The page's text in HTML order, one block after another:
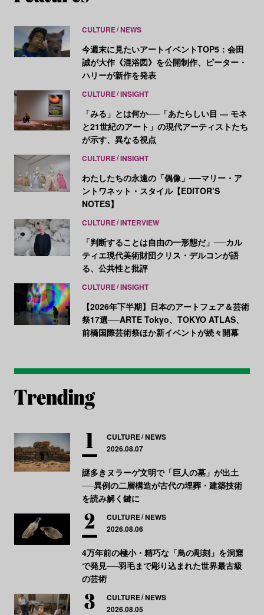
CULTURE NEWS
今週末に見たいアートイベントTOP5：会田
誠が大作《混浴図》を公開制作、ピーター・
ハリーが新作を発表
CULTURE INSIGHT
「みる」とは何か──「あたらしい目 ― モネ
と21世紀のアート」の現代アーティストたち
が示す、異なる視点
CULTURE INSIGHT
わたしたちの永遠の「偶像」──マリー・ア
ントワネット・スタイル【EDITOR’S
NOTES】
CULTURE INTERVIEW
「判断することは自由の一形態だ」──カル
ティエ現代美術財団クリス・デルコンが語
る、公共性と批評
CULTURE INSIGHT
【2026年下半期】日本のアートフェア＆芸術
祭17選──ARTE Tokyo、TOKYO ATLAS、
前橋国際芸術祭ほか新イベントが続々開幕
CULTURE NEWS
2026.08.07
謎多きヌラーゲ文明で「巨人の墓」が出土
──異例の二層構造が古代の埋葬・建築技術
を読み解く鍵に
CULTURE NEWS
2026.08.06
4万年前の極小・精巧な「鳥の彫刻」を洞窟
で発見──羽毛まで彫り込まれた世界最古級
の芸術
CULTURE NEWS
2026.08.05